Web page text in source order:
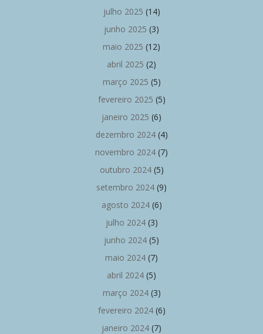
julho 2025 (14)
junho 2025 (3)
maio 2025 (12)
abril 2025 (2)
março 2025 (5)
fevereiro 2025 (5)
janeiro 2025 (6)
dezembro 2024(4)
novembro 2024 (7)
outubro 2024(5)
setembro 2024 (9)
agosto 2024(6)
julho 2024(3)
junho 2024 (5)
maio 2024 (7)
abril 2024 (5)
março 2024(3)
fevereiro 2024(6)
janeiro 2024 (7)